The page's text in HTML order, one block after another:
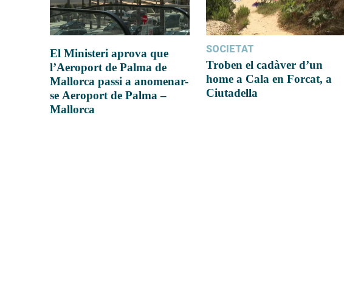
El Ministeri aprova que
l’Aeroport de Palma de
Mallorca passi a anomenar-
se Aeroport de Palma –
Mallorca
SOCIETAT
Troben el cadàver d’un
home a Cala en Forcat, a
Ciutadella